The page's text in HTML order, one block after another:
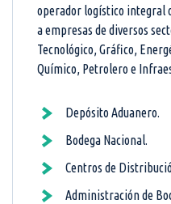
operador logístico integral
a empresas de diversos
Tecnológico, Gráfico,
Químico, Petrolero e
Depósito Aduanero.
Bodega Nacional.
Centros de
Administración de